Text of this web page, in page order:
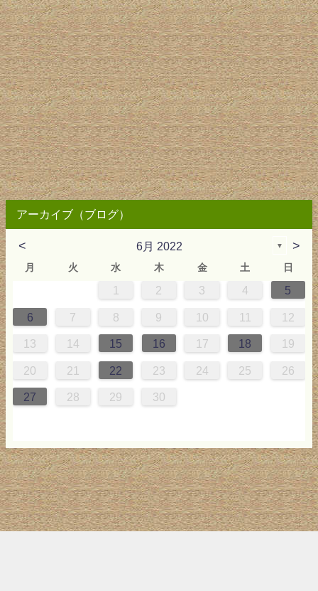
アーカイブ（ブログ）
< 6月 2022 ▼ >
月 火 水 木 金 土 日
1 2 3 4 5
6 7 8 9 10 11 12
13 14 15 16 17 18 19
20 21 22 23 24 25 26
27 28 29 30